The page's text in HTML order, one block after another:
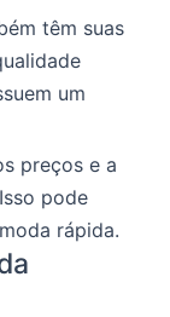
têm suas
um
preços e a
pode
rápida.